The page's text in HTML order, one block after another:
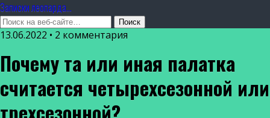
Записки леопарда...
13.06.2022 • 2 комментария
Почему та или иная палатка
считается четырехсезонной или
трехсезонной?